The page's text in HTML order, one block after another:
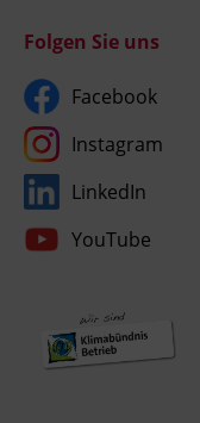
Folgen Sie uns
Facebook
Instagram
LinkedIn
YouTube